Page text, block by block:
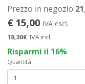
Prezzo in negozio
€ 15,00 IVA escl.
18,30€ IVA incl.
Risparmi il 16%
Quantità